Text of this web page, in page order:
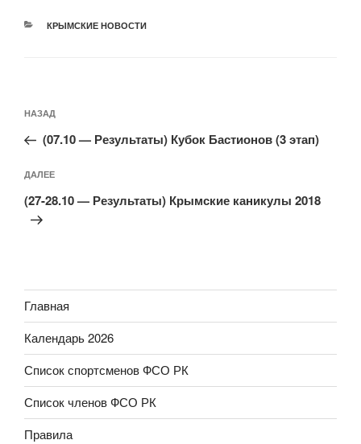
РУБРИКИ
КРЫМСКИЕ НОВОСТИ
по
записям
Предыдущая
запись:
НАЗАД
(07.10 — Результаты) Кубок Бастионов (3 этап)
Следующая
запись
ДАЛЕЕ
(27-28.10 — Результаты) Крымские каникулы 2018
Главная
Календарь 2026
Список спортсменов ФСО РК
Список членов ФСО РК
Правила